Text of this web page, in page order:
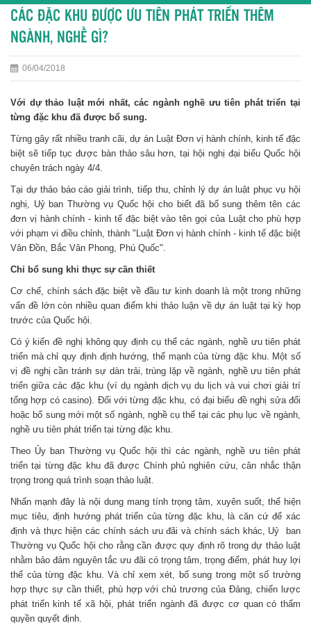
CÁC ĐẶC KHU ĐƯỢC ƯU TIÊN PHÁT TRIỂN THÊM
NGÀNH, NGHỀ GÌ?
06/04/2018
Với dự thảo luật mới nhất, các ngành nghề ưu tiên phát triển tại
từng đặc khu đã được bổ sung.
Từng gây rất nhiều tranh cãi, dự án Luật Đơn vị hành chính, kinh tế đặc
biệt sẽ tiếp tục được bàn thảo sâu hơn, tại hội nghị đại biểu Quốc hội
chuyên trách ngày 4/4.
Tại dự thảo báo cáo giải trình, tiếp thu, chỉnh lý dự án luật phục vụ hội
nghị, Uỷ ban Thường vụ Quốc hội cho biết đã bổ sung thêm tên các
đơn vị hành chính - kinh tế đặc biệt vào tên gọi của Luật cho phù hợp
với phạm vi điều chỉnh, thành "Luật Đơn vị hành chính - kinh tế đặc biệt
Vân Đồn, Bắc Vân Phong, Phú Quốc".
Chỉ bổ sung khi thực sự cần thiết
Cơ chế, chính sách đặc biệt về đầu tư kinh doanh là một trong những
vấn đề lớn còn nhiều quan điểm khi thảo luận về dự án luật tại kỳ họp
trước của Quốc hội.
Có ý kiến đề nghị không quy định cụ thể các ngành, nghề ưu tiên phát
triển mà chỉ quy định định hướng, thế mạnh của từng đặc khu. Một số
vị đề nghị cần tránh sự dàn trải, trùng lặp về ngành, nghề ưu tiên phát
triển giữa các đặc khu (ví dụ ngành dịch vụ du lịch và vui chơi giải trí
tổng hợp có casino). Đối với từng đặc khu, có đại biểu đề nghị sửa đổi
hoặc bổ sung mới một số ngành, nghề cụ thể tại các phụ lục về ngành,
nghề ưu tiên phát triển tại từng đặc khu.
Theo Ủy ban Thường vụ Quốc hội thì các ngành, nghề ưu tiên phát
triển tại từng đặc khu đã được Chính phủ nghiên cứu, cân nhắc thận
trọng trong quá trình soạn thảo luật.
Nhấn mạnh đây là nội dung mang tính trọng tâm, xuyên suốt, thể hiện
mục tiêu, định hướng phát triển của từng đặc khu, là căn cứ để xác
định và thực hiện các chính sách ưu đãi và chính sách khác, Uỷ ban
Thường vụ Quốc hội cho rằng cần được quy định rõ trong dự thảo luật
nhằm bảo đảm nguyên tắc ưu đãi có trọng tâm, trọng điểm, phát huy lợi
thế của từng đặc khu. Và chỉ xem xét, bổ sung trong một số trường
hợp thực sự cần thiết, phù hợp với chủ trương của Đảng, chiến lược
phát triển kinh tế xã hội, phát triển ngành đã được cơ quan có thẩm
quyền quyết định.